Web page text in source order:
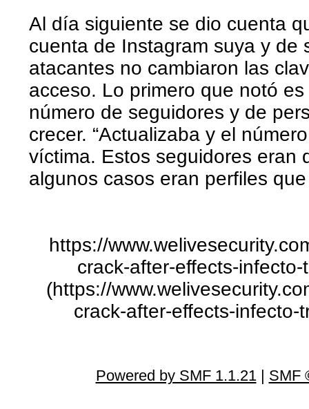
Al día siguiente se dio cuenta
cuenta de Instagram suya y de
atacantes no cambiaron las
acceso. Lo primero que notó
número de seguidores y de
crecer. “Actualizaba y el
víctima. Estos seguidores eran
algunos casos eran perfiles
https://
crack-after-effects-
(https://
crack-after-effects-
Powered by SMF 1.1.21| SMF